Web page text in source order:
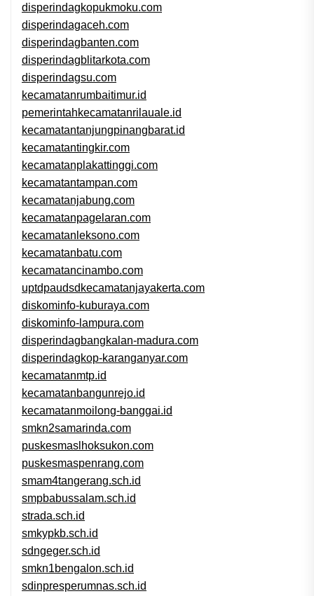
disperindagkopukmoku.com
disperindagaceh.com
disperindagbanten.com
disperindagblitarkota.com
disperindagsu.com
kecamatanrumbaitimur.id
pemerintahkecamatanrilauale.id
kecamatantanjungpinangbarat.id
kecamatantingkir.com
kecamatanplakattinggi.com
kecamatantampan.com
kecamatanjabung.com
kecamatanpagelaran.com
kecamatanleksono.com
kecamatanbatu.com
kecamatancinambo.com
uptdpaudsdkecamatanjayakerta.com
diskominfo-kuburaya.com
diskominfo-lampura.com
disperindagbangkalan-madura.com
disperindagkop-karanganyar.com
kecamatanmtp.id
kecamatanbangunrejo.id
kecamatanmoilong-banggai.id
smkn2samarinda.com
puskesmaslhoksukon.com
puskesmaspenrang.com
smam4tangerang.sch.id
smpbabussalam.sch.id
strada.sch.id
smkypkb.sch.id
sdngeger.sch.id
smkn1bengalon.sch.id
sdinpresperumnas.sch.id